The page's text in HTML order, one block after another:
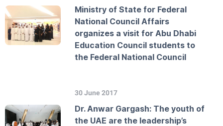
Ministry of State for Federal
National Council Affairs
organizes a visit for Abu Dhabi
Education Council students to
the Federal National Council
30 June 2017
Dr. Anwar Gargash: The youth of
the UAE are the leadership’s